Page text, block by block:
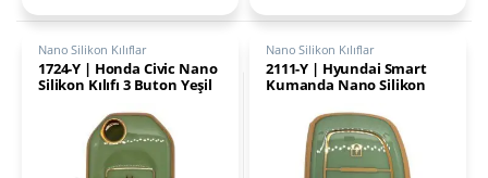
Nano Silikon Kılıflar
1724-Y | Honda Civic Nano
Silikon Kılıfı 3 Buton Yeşil
Nano Silikon Kılıflar
2111-Y | Hyundai Smart
Kumanda Nano Silikon